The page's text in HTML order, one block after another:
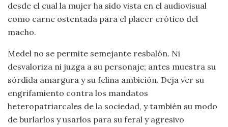
desde el cual la mujer ha sido vista en el audiovisual
como carne ostentada para el placer erótico del
macho.
Medel no se permite semejante resbalón. Ni
desvaloriza ni juzga a su personaje; antes muestra su
sórdida amargura y su felina ambición. Deja ver su
engrifamiento contra los mandatos
heteropatriarcales de la sociedad, y también su modo
de burlarlos y usarlos para su feral y agresivo